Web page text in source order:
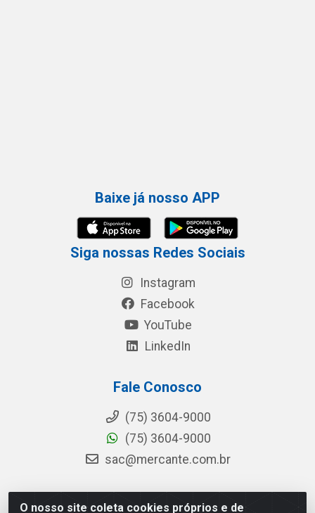
O nosso site coleta cookies próprios e de
Baixe já nosso APP
Siga nossas Redes Sociais
Instagram
Facebook
YouTube
LinkedIn
Fale Conosco
(75) 3604-9000
(75) 3604-9000
sac@mercante.com.br